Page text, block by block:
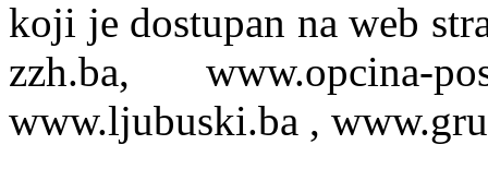
koji je dostupan na web
zzh.ba, www.opcina-
www.ljubuski.ba ,